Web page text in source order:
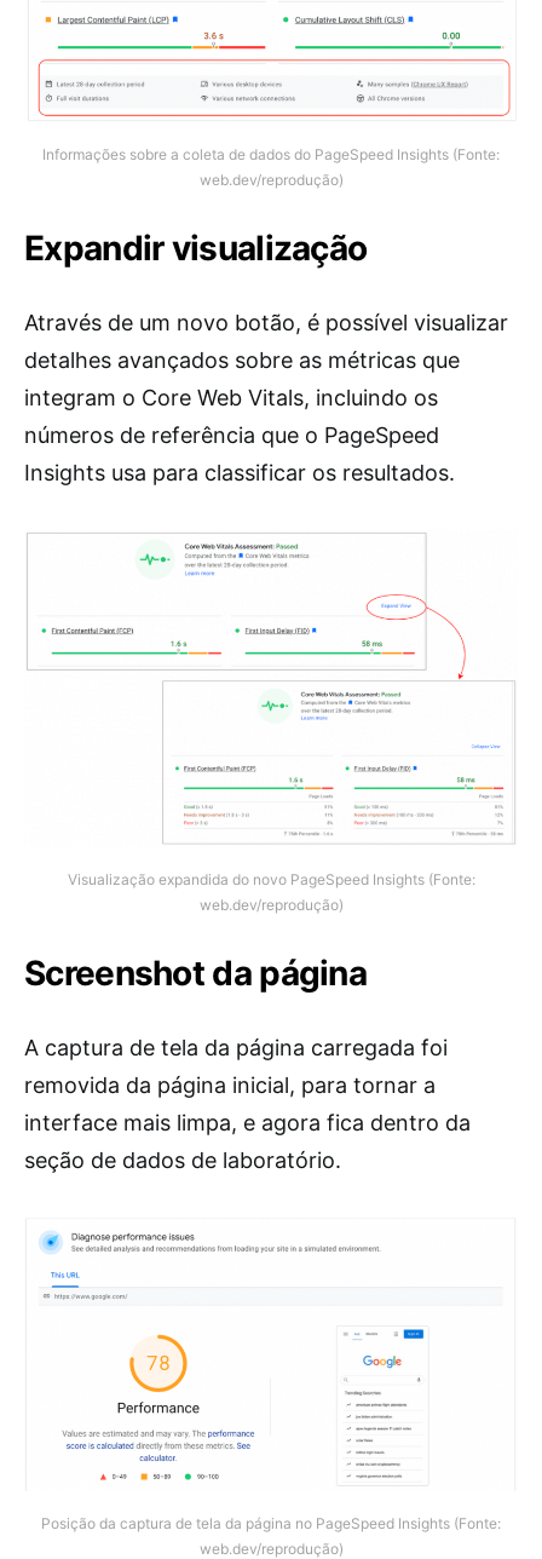
Informações sobre a coleta de dados do PageSpeed Insights (Fonte:
web.dev/reprodução)
Expandir visualização
Através de um novo botão, é possível visualizar
detalhes avançados sobre as métricas que
integram o Core Web Vitals, incluindo os
números de referência que o PageSpeed
Insights usa para classificar os resultados.
Visualização expandida do novo PageSpeed Insights (Fonte:
web.dev/reprodução)
Screenshot da página
A captura de tela da página carregada foi
removida da página inicial, para tornar a
interface mais limpa, e agora fica dentro da
seção de dados de laboratório.
Posição da captura de tela da página no PageSpeed Insights (Fonte:
web.dev/reprodução)